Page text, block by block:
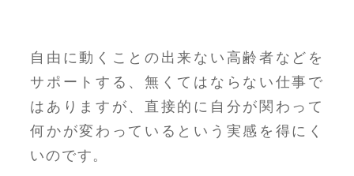
自由に動くことの出来ない高齢者などを
サポートする、無くてはならない仕事で
はありますが、直接的に自分が関わって
何かが変わっているという実感を得にく
いのです。